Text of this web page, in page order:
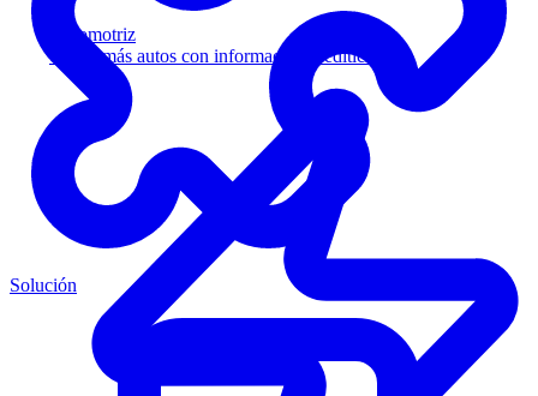
Automotriz
Venda más autos con información crediticia
Solución